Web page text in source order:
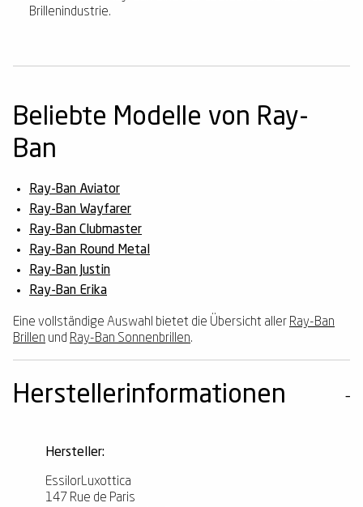
Brillenindustrie.
Beliebte Modelle von Ray-
Ban
Ray-Ban Aviator
Ray-Ban Wayfarer
Ray-Ban Clubmaster
Ray-Ban Round Metal
Ray-Ban Justin
Ray-Ban Erika
Eine vollständige Auswahl bietet die Übersicht aller Ray-Ban
Brillen und Ray-Ban Sonnenbrillen.
Herstellerinformationen
Hersteller:
EssilorLuxottica
147 Rue de Paris